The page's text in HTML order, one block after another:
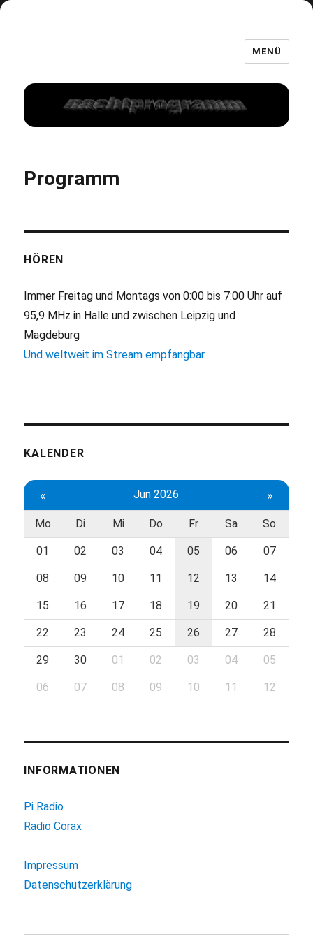
MENÜ
Programm
HÖREN
Immer Freitag und Montags von 0:00 bis 7:00 Uhr auf
95,9 MHz in Halle und zwischen Leipzig und
Magdeburg
Und weltweit im Stream empfangbar.
KALENDER
« Jun 2026 »
Mo Di Mi Do Fr Sa So
01 02 03 04 05 06 07
08 09 10 11 12 13 14
15 16 17 18 19 20 21
22 23 24 25 26 27 28
29 30 01 02 03 04 05
06 07 08 09 10 11 12
INFORMATIONEN
Pi Radio
Radio Corax
Impressum
Datenschutzerklärung